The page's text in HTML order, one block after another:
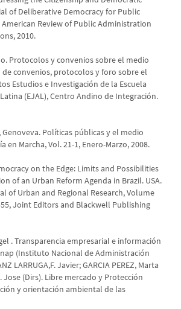
of Deliberative Democracy for Public
Review of Public Administration
2010.
Protocolos y convenios sobre el medio
de convenios, protocolos y foro sobre el
Estudios e Investigación de la Escuela
(EJAL), Centro Andino de Integración.
Genoveva. Políticas públicas y el medio
en Marcha, Vol. 21-1, Enero-Marzo, 2008.
on the Edge: Limits and Possibilities
of an Urban Reform Agenda in Brazil. USA.
of Urban and Regional Research, Volume
Joint Editors and Blackwell Publishing
. Transparencia empresarial e información
(Instituto Nacional de Administración
LARRUGA,F. Javier; GARCIA PEREZ, Marta
Jose (Dirs). Libre mercado y Protección
y orientación ambiental de las